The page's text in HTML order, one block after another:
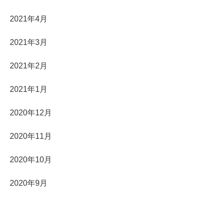
2021年4月
2021年3月
2021年2月
2021年1月
2020年12月
2020年11月
2020年10月
2020年9月